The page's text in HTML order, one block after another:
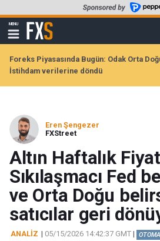
to
main
content
MENU
Show
navigation
FXStreet
Foreks Piyasasında Bugün: Odak Orta
İstihdam verilerine döndü
Eren Şengezer
FXStreet
Altın Haftalık
Sıkılaşmacı Fed
ve Orta Doğu
satıcılar geri
ANALİZ | 05/15/2026 14:42:37 GMT |